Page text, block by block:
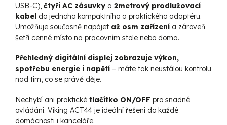
USB-C), čtyři AC zásuvky a 2metrový prodlužovací
kabel do jednoho kompaktního a praktického adaptéru.
Umožňuje současně napájet až osm zařízení a zároveň
šetří cenné místo na pracovním stole nebo doma.
Přehledný digitální displej zobrazuje výkon,
spotřebu energie i napětí – máte tak neustálou kontrolu
nad tím, co se právě děje.
Nechybí ani praktické tlačítko ON/OFF pro snadné
ovládání. Viking ACT44 je ideální řešení do každé
domácnosti i kanceláře.